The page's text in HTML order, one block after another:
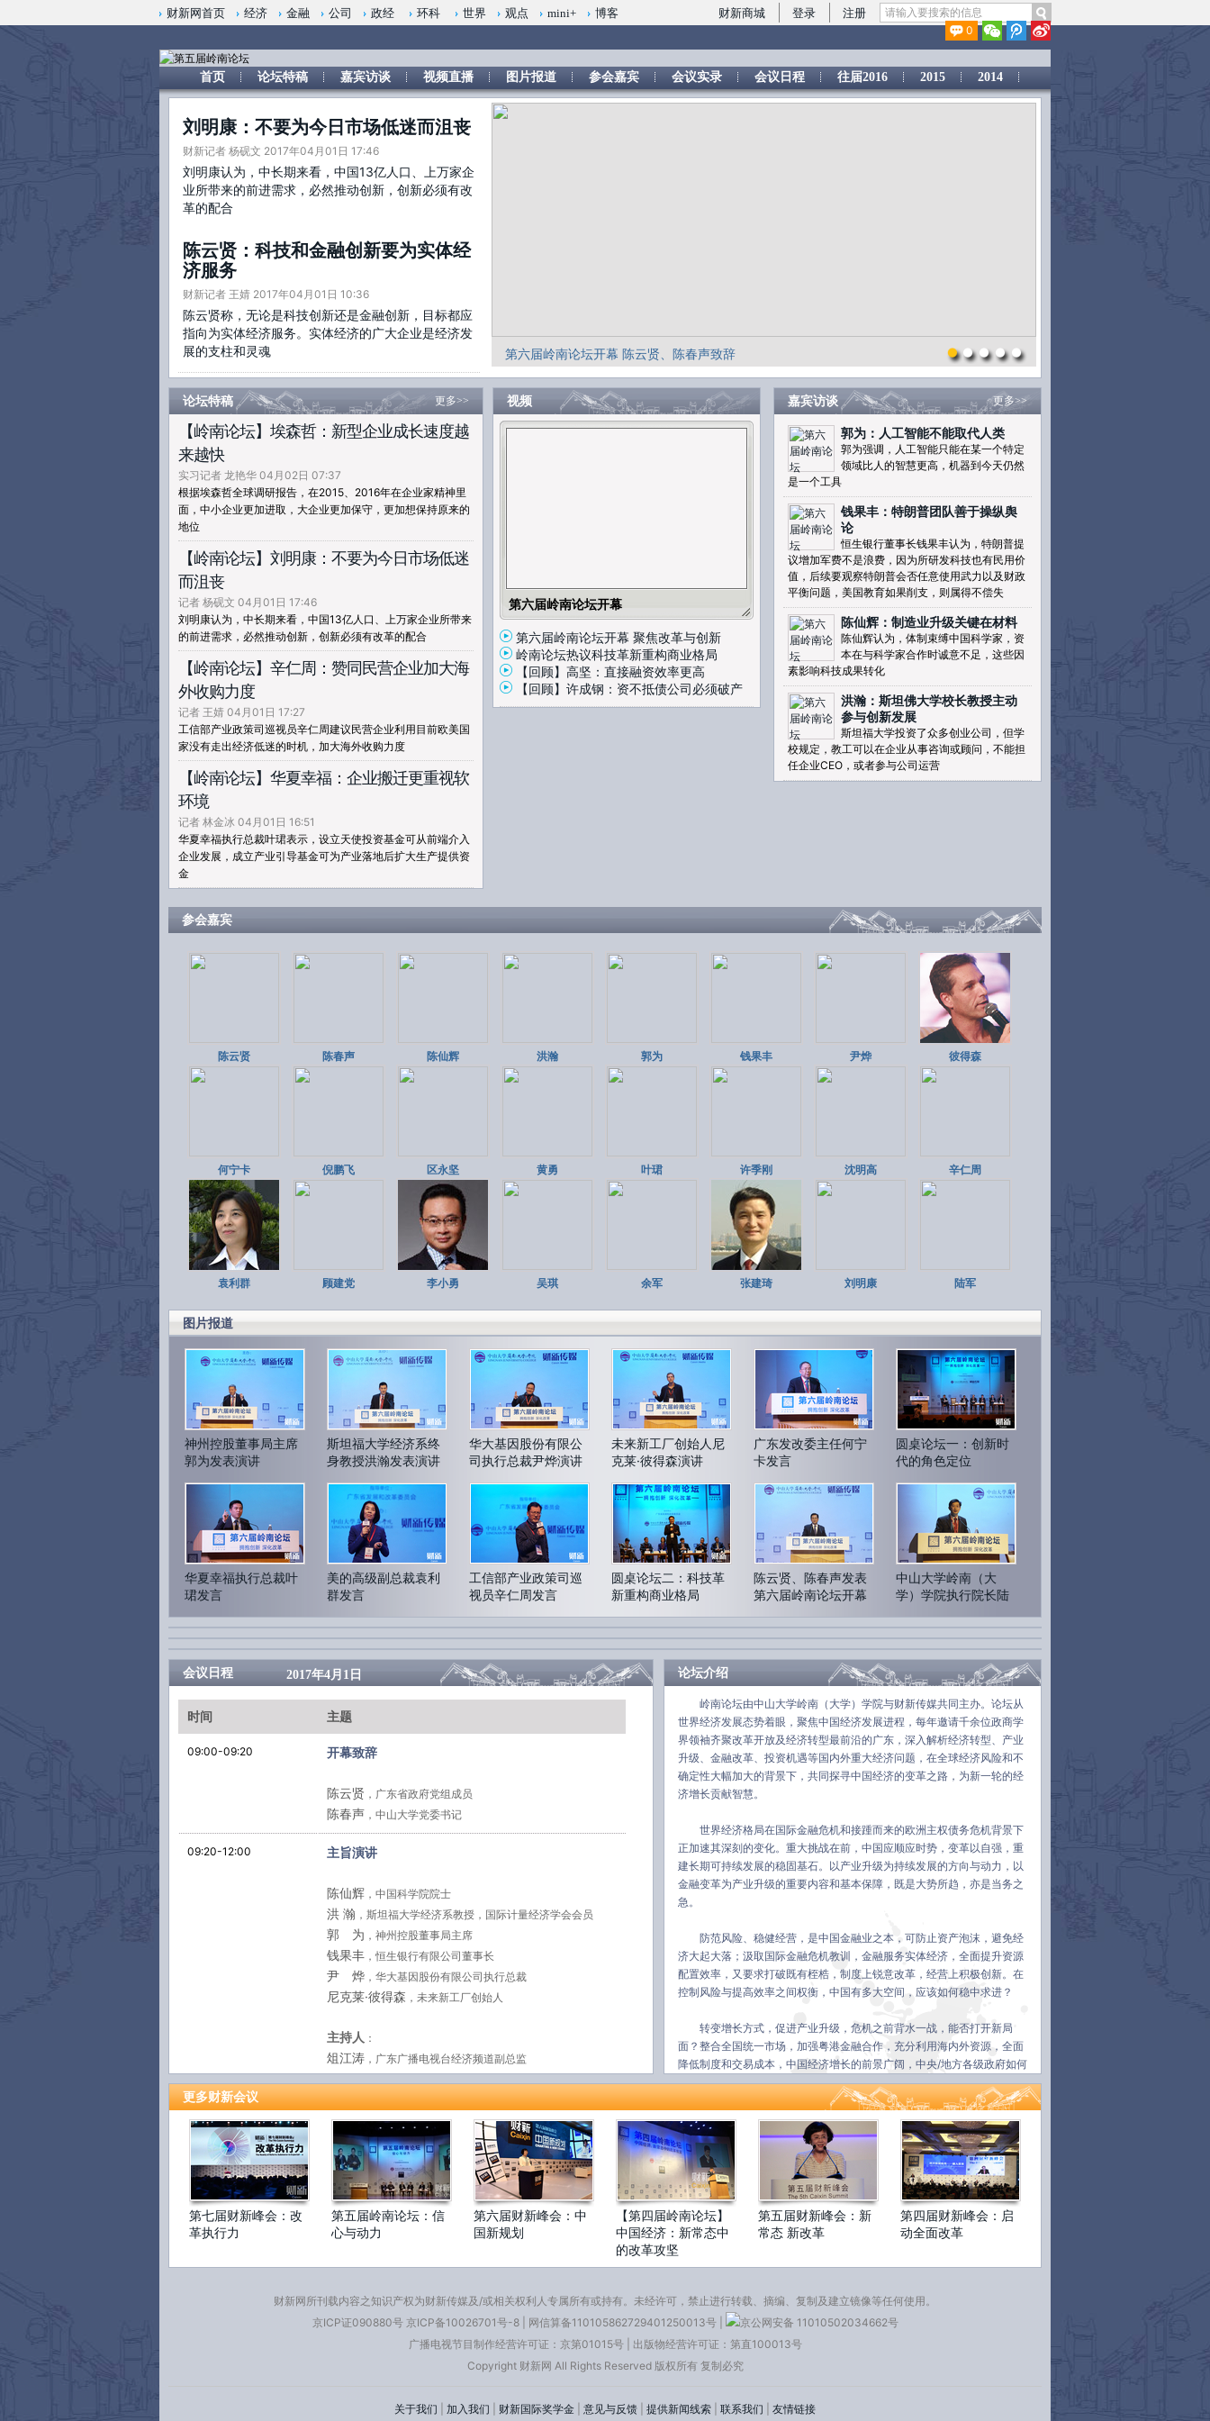
财新商城 登录 注册
财新网首页 经济 金融 公司 政经 环科 世界 观点 mini+
博客
0
首页 论坛特稿 嘉宾访谈 视频直播 图片报道 参会嘉宾 会议实录 会议日程 往届2016 2015 2014
刘明康：不要为今日市场低迷而沮丧
财新记者 杨砚文 2017年04月01日 17:46
刘明康认为，中长期来看，中国13亿人口、上万家企
业所带来的前进需求，必然推动创新，创新必须有改
革的配合
陈云贤：科技和金融创新要为实体经
济服务
财新记者 王婧 2017年04月01日 10:36
陈云贤称，无论是科技创新还是金融创新，目标都应
指向为实体经济服务。实体经济的广大企业是经济发
展的支柱和灵魂
第六届岭南论坛开幕 陈云贤、陈春声致辞
更多>>
论坛特稿
【岭南论坛】埃森哲：新型企业成长速度越
来越快
实习记者 龙艳华 04月02日 07:37
根据埃森哲全球调研报告，在2015、2016年在企业家精神里
面，中小企业更加进取，大企业更加保守，更加想保持原来的
地位
【岭南论坛】刘明康：不要为今日市场低迷
而沮丧
记者 杨砚文 04月01日 17:46
刘明康认为，中长期来看，中国13亿人口、上万家企业所带来
的前进需求，必然推动创新，创新必须有改革的配合
【岭南论坛】辛仁周：赞同民营企业加大海
外收购力度
记者 王婧 04月01日 17:27
工信部产业政策司巡视员辛仁周建议民营企业利用目前欧美国
家没有走出经济低迷的时机，加大海外收购力度
【岭南论坛】华夏幸福：企业搬迁更重视软
环境
记者 林金冰 04月01日 16:51
华夏幸福执行总裁叶珺表示，设立天使投资基金可从前端介入
企业发展，成立产业引导基金可为产业落地后扩大生产提供资
金
视频
第六届岭南论坛开幕
第六届岭南论坛开幕 聚焦改革与创新
岭南论坛热议科技革新重构商业格局
【回顾】高坚：直接融资效率更高
【回顾】许成钢：资不抵债公司必须破产
更多>>
嘉宾访谈
郭为：人工智能不能取代人类
郭为强调，人工智能只能在某一个特定
领域比人的智慧更高，机器到今天仍然
是一个工具
钱果丰：特朗普团队善于操纵舆
论
恒生银行董事长钱果丰认为，特朗普提
议增加军费不是浪费，因为所研发科技也有民用价
值，后续要观察特朗普会否任意使用武力以及财政
平衡问题，美国教育如果削支，则属得不偿失
陈仙辉：制造业升级关键在材料
陈仙辉认为，体制束缚中国科学家，资
本在与科学家合作时诚意不足，这些因
素影响科技成果转化
洪瀚：斯坦佛大学校长教授主动
参与创新发展
斯坦福大学投资了众多创业公司，但学
校规定，教工可以在企业从事咨询或顾问，不能担
任企业CEO，或者参与公司运营
参会嘉宾
陈云贤 陈春声 陈仙辉 洪瀚 郭为 钱果丰 尹烨 彼得森
何宁卡 倪鹏飞 区永坚 黄勇 叶珺 许季刚 沈明高 辛仁周
袁利群 顾建党 李小勇 吴琪 余军 张建琦 刘明康 陆军
图片报道
神州控股董事局主席
郭为发表演讲
斯坦福大学经济系终
身教授洪瀚发表演讲
华大基因股份有限公
司执行总裁尹烨演讲
未来新工厂创始人尼
克莱·彼得森演讲
广东发改委主任何宁
卡发言
圆桌论坛一：创新时
代的角色定位
华夏幸福执行总裁叶
珺发言
美的高级副总裁袁利
群发言
工信部产业政策司巡
视员辛仁周发言
圆桌论坛二：科技革
新重构商业格局
陈云贤、陈春声发表
第六届岭南论坛开幕
中山大学岭南（大
学）学院执行院长陆
会议日程 2017年4月1日
时间 主题
09:00-09:20 开幕致辞
陈云贤 ，广东省政府党组成员
陈春声 ，中山大学党委书记
09:20-12:00 主旨演讲
陈仙辉 ，中国科学院院士
洪 瀚 ，斯坦福大学经济系教授，国际计量经济学会会员
郭 为 ，神州控股董事局主席
钱果丰 ，恒生银行有限公司董事长
尹 烨 ，华大基因股份有限公司执行总裁
尼克莱·彼得森 ，未来新工厂创始人
主持人 ：
俎江涛 ，广东广播电视台经济频道副总监
12:00-13:30 午餐
13:30-15:10 圆桌论坛一：创新时代的角色定位
围绕创新核心任务，打造经济发展新动能。政府、市场、社
会等主体如何拥抱时代需求？政府的治理能力提升需要哪些
创新变革措施？企业作为市场主体，如何以创新谋发展？企
业的创新行为呼唤着哪些机制变革？产业升级背景下，政府
，广州汽车集团股份有限公司副总经理
论坛介绍
岭南论坛由中山大学岭南（大学）学院与财新传媒共同主办。论坛从
世界经济发展态势着眼，聚焦中国经济发展进程，每年邀请千余位政商学
界领袖齐聚改革开放及经济转型最前沿的广东，深入解析经济转型、产业
升级、金融改革、投资机遇等国内外重大经济问题，在全球经济风险和不
确定性大幅加大的背景下，共同探寻中国经济的变革之路，为新一轮的经
济增长贡献智慧。
世界经济格局在国际金融危机和接踵而来的欧洲主权债务危机背景下
正加速其深刻的变化。重大挑战在前，中国应顺应时势，变革以自强，重
建长期可持续发展的稳固基石。以产业升级为持续发展的方向与动力，以
金融变革为产业升级的重要内容和基本保障，既是大势所趋，亦是当务之
急。
防范风险、稳健经营，是中国金融业之本，可防止资产泡沫，避免经
济大起大落；汲取国际金融危机教训，金融服务实体经济，全面提升资源
配置效率，又要求打破既有桎梏，制度上锐意改革，经营上积极创新。在
控制风险与提高效率之间权衡，中国有多大空间，应该如何稳中求进？
转变增长方式，促进产业升级，危机之前背水一战，能否打开新局
面？整合全国统一市场，加强粤港金融合作，充分利用海内外资源，全面
降低制度和交易成本，中国经济增长的前景广阔，中央/地方各级政府如何
与市场力量相配合，走出共赢之路？
面对挑战，中国经济亟需群策群力，共谋进取。岭南论坛旨在为政、
学、商、产等各界提供高端的开放交流平台，求取对中国经济理论和实践
的真知灼见。
更多财新会议
第七届财新峰会：改
革执行力
第五届岭南论坛：信
心与动力
第六届财新峰会：中
国新规划
【第四届岭南论坛】
中国经济：新常态中
的改革攻坚
第五届财新峰会：新
常态 新改革
第四届财新峰会：启
动全面改革
财新网所刊载内容之知识产权为财新传媒及/或相关权利人专属所有或持有。未经许可，禁止进行转载、摘编、复制及建立镜像等任何使用。
京ICP证090880号 京ICP备10026701号-8 网信算备110105862729401250013号
京公网安备 11010502034662号
广播电视节目制作经营许可证：京第01015号| 出版物经营许可证：第直100013号
Copyright 财新网 All Rights Reserved 版权所有 复制必究
关于我们 加入我们 财新国际奖学金 意见与反馈 提供新闻线索 联系我们 友情链接